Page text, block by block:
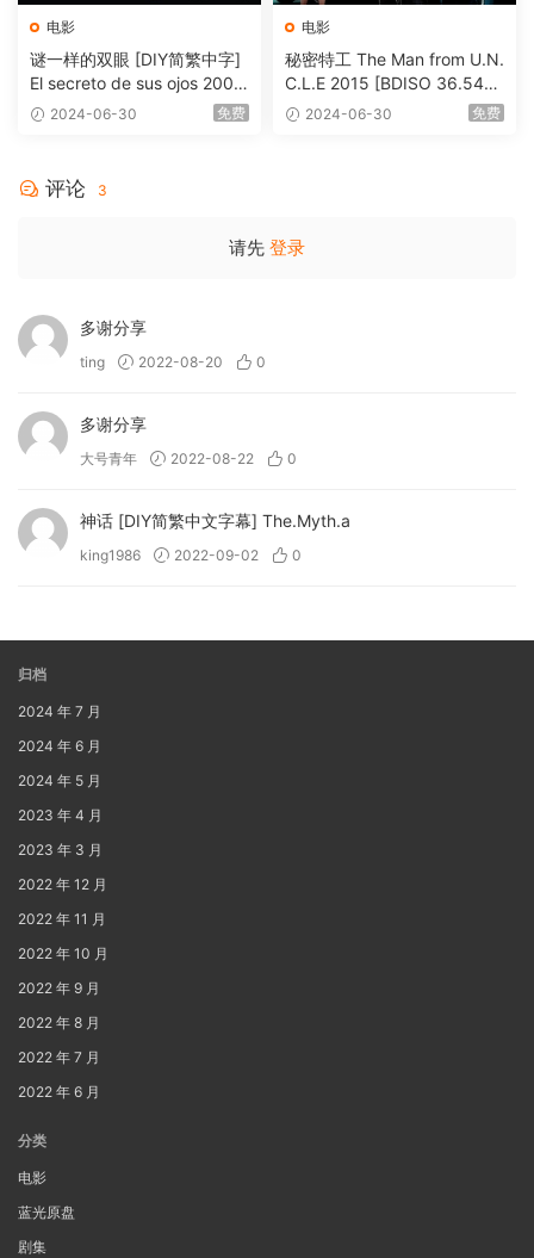
电影
谜一样的双眼 [DIY简繁中字]
El secreto de sus ojos 2009
1080p Blu-ray AVC DTS-HD
2024-06-30 免费
电影
秘密特工 The Man from U.N.
C.L.E 2015 [BDISO 36.54G
B] 2024-06-30 免费
评论 3
请先 登录
多谢分享
ting 2022-08-20 0
多谢分享
大号青年 2022-08-22 0
神话 [DIY简繁中文字幕] The.Myth.a
king1986 2022-09-02 0
归档
2024 年 7 月
2024 年 6 月
2024 年 5 月
2023 年 4 月
2023 年 3 月
2022 年 12 月
2022 年 11 月
2022 年 10 月
2022 年 9 月
2022 年 8 月
2022 年 7 月
2022 年 6 月
分类
电影
蓝光原盘
剧集